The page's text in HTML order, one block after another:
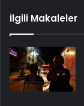
İlgili Makaleler